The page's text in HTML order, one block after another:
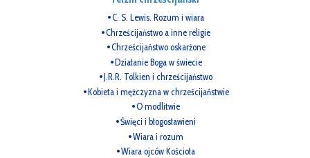
C. S. Lewis. Rozum i wiara
Chrześcijaństwo a inne religie
Chrześcijaństwo oskarżone
Działanie Boga w świecie
J.R.R. Tolkien i chrześcijaństwo
Kobieta i mężczyzna w chrześcijaństwie
O modlitwie
Święci i błogosławieni
Wiara i rozum
Wiara ojców Kościoła